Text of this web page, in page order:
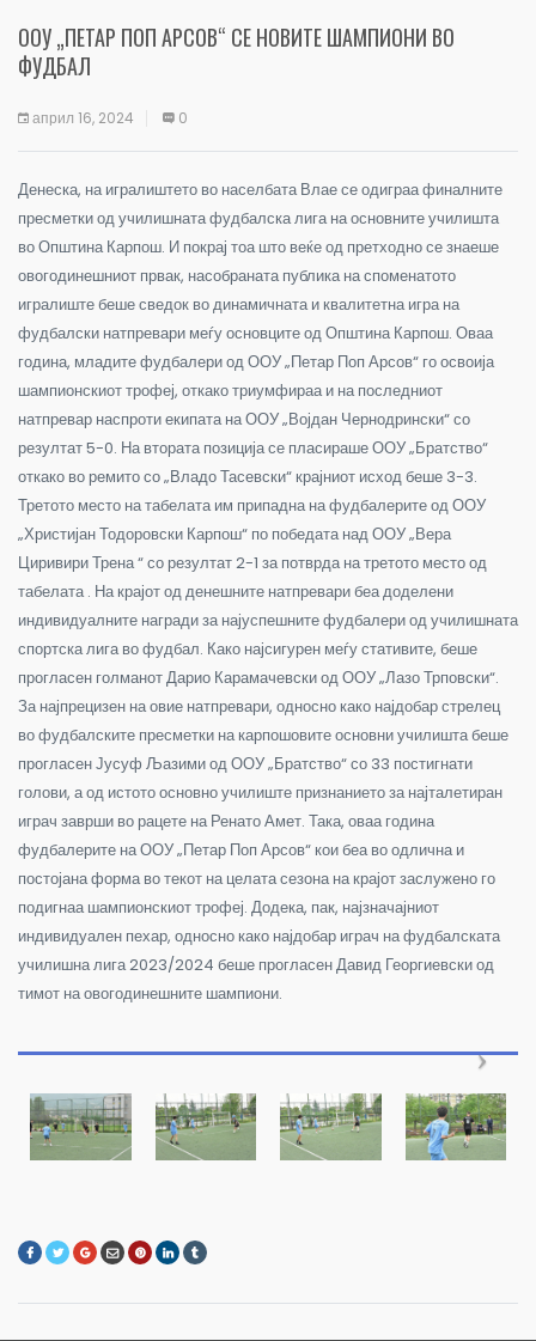
ООУ „ПЕТАР ПОП АРСОВ“ СЕ НОВИТЕ ШАМПИОНИ ВО
ФУДБАЛ
април 16, 2024 0
Денеска, на игралиштето во населбата Влае се одиграа финалните
пресметки од училишната фудбалска лига на основните училишта
во Општина Карпош. И покрај тоа што веќе од претходно се знаеше
овогодинешниот првак, насобраната публика на споменатото
игралиште беше сведок во динамичната и квалитетна игра на
фудбалски натпревари меѓу основците од Општина Карпош. Оваа
година, младите фудбалери од ООУ „Петар Поп Арсов“ го освоија
шампионскиот трофеј, откако триумфираа и на последниот
натпревар наспроти екипата на ООУ „Војдан Чернодрински“ со
резултат 5-0. На втората позиција се пласираше ООУ „Братство“
откако во ремито со „Владо Тасевски“ крајниот исход беше 3-3.
Третото место на табелата им припадна на фудбалерите од ООУ
„Христијан Тодоровски Карпош“ по победата над ООУ „Вера
Циривири Трена “ со резултат 2-1 за потврда на третото место од
табелата . На крајот од денешните натпревари беа доделени
индивидуалните награди за најуспешните фудбалери од училишната
спортска лига во фудбал. Како најсигурен меѓу стативите, беше
прогласен голманот Дарио Карамачевски од ООУ „Лазо Трповски“.
За најпрецизен на овие натпревари, односно како најдобар стрелец
во фудбалските пресметки на карпошовите основни училишта беше
прогласен Јусуф Љазими од ООУ „Братство“ со 33 постигнати
голови, а од истото основно училиште признанието за најталетиран
играч заврши во рацете на Ренато Амет. Така, оваа година
фудбалерите на ООУ „Петар Поп Арсов“ кои беа во одлична и
постојана форма во текот на целата сезона на крајот заслужено го
подигнаа шампионскиот трофеј. Додека, пак, најзначајниот
индивидуален пехар, односно како најдобар играч на фудбалската
училишна лига 2023/2024 беше прогласен Давид Георгиевски од
тимот на овогодинешните шампиони.